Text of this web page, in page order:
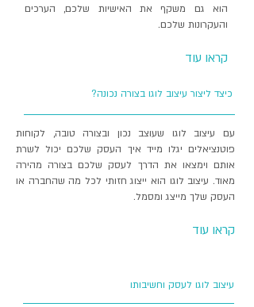
הוא גם משקף את האישיות שלכם, הערכים
והעקרונות שלכם.
קראו עוד
כיצד ליצור עיצוב לוגו בצורה נכונה?
עם עיצוב לוגו שעוצב נכון ובצורה טובה, לקוחות
פוטנציאלים יגלו מייד איך העסק שלכם יכול לשרת
אותם וימצאו את הדרך לעסק שלכם בצורה מהירה
מאוד. עיצוב לוגו הוא ייצוג חזותי לכל מה שהחברה או
העסק שלך מייצג ומסמל.
קראו עוד
עיצוב לוגו לעסק וחשיבותו